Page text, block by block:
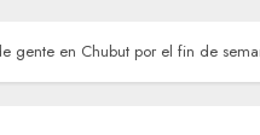
gente en Chubut por el fin de